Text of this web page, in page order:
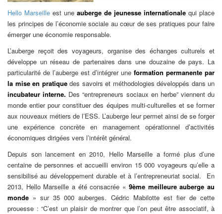
Hello Marseille est une auberge de jeunesse internationale qui place
les principes de l’économie sociale au cœur de ses pratiques pour faire
émerger une économie responsable.
L’auberge reçoit des voyageurs, organise des échanges culturels et
développe un réseau de partenaires dans une douzaine de pays. La
particularité de l’auberge est d’intégrer une formation permanente par
la mise en pratiquedes savoirs et méthodologies développés dans un
incubateur interne. Des “entrepreneurs sociaux en herbe” viennent du
monde entier pour constituer des équipes multi-culturelles et se former
aux nouveaux métiers de l’ESS. L’auberge leur permet ainsi de se forger
une expérience concrète en management opérationnel d’activités
économiques dirigées vers l’intérêt général.
Depuis son lancement en 2010, Hello Marseille a formé plus d’une
centaine de personnes et accueilli environ 15 000 voyageurs qu’elle a
sensibilisé au développement durable et à l’entrepreneuriat social. En
2013, Hello Marseille a été consacrée « 9ème meilleure auberge au
monde » sur 35 000 auberges. Cédric Mabilotte est fier de cette
prouesse : “C’est un plaisir de montrer que l’on peut être associatif, à